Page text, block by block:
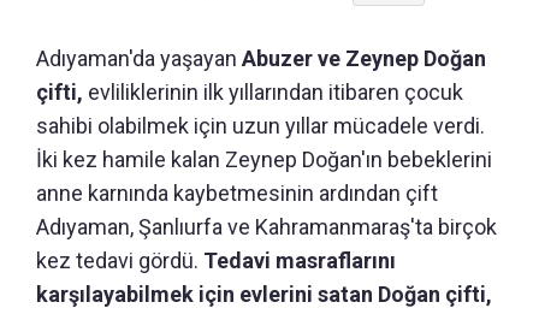
Adıyaman'da yaşayan Abuzer ve Zeynep Doğan
çifti, evliliklerinin ilk yıllarından itibaren çocuk
sahibi olabilmek için uzun yıllar mücadele verdi.
İki kez hamile kalan Zeynep Doğan'ın bebeklerini
anne karnında kaybetmesinin ardından çift
Adıyaman, Şanlıurfa ve Kahramanmaraş'ta birçok
kez tedavi gördü. Tedavi masraflarını
karşılayabilmek için evlerini satan Doğan çifti,